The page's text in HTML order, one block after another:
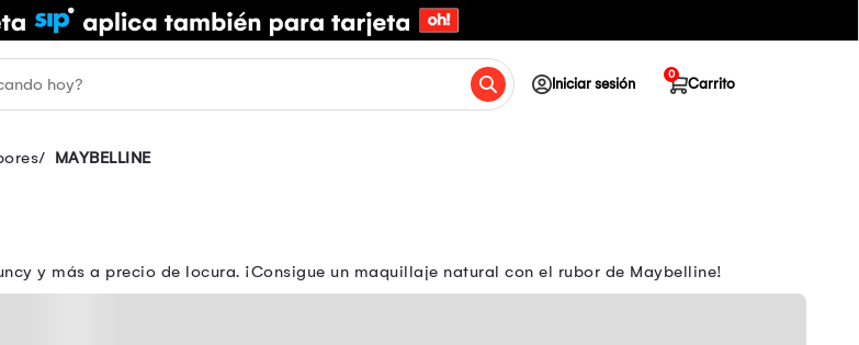
Iniciar sesión Carrito
0
MAYBELLINE
y más a precio de locura. ¡Consigue un maquillaje natural con el rubor de Maybelline!